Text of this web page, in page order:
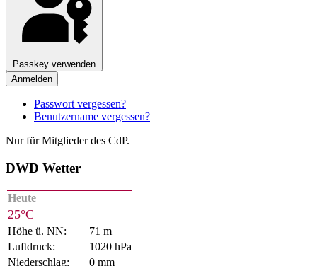
Passkey verwenden
Anmelden
Passwort vergessen?
Benutzername vergessen?
Nur für Mitglieder des CdP.
DWD Wetter
Heute
25°C
Höhe ü. NN:
71 m
Luftdruck:
1020 hPa
Niederschlag:
0 mm